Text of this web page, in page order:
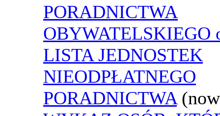
PORADNICTWA
OBYWATELSKIEGO
LISTA JEDNOSTEK
NIEODPŁATNEGO
PORADNICTWA